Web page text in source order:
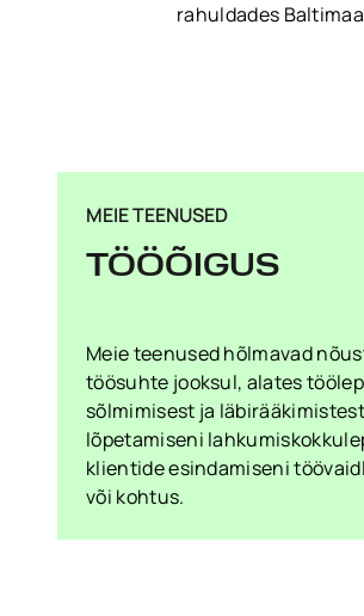
rahuldades
MEIE TEENUSED
TÖÖÕIGUS
Meie teenused hõlmavad
töösuhte jooksul, alates
sõlmimisest ja
lõpetamiseni
klientide esindamiseni
või kohtus.